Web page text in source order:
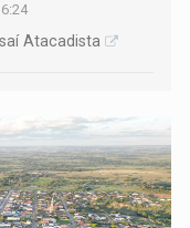
Atacadista